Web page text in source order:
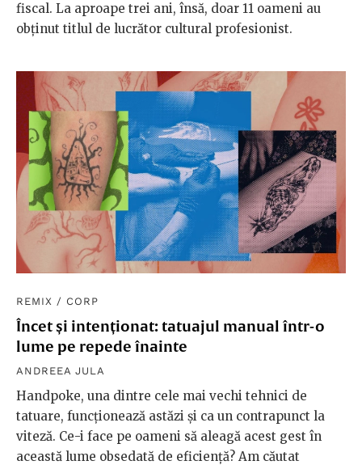
fiscal. La aproape trei ani, însă, doar 11 oameni au
obținut titlul de lucrător cultural profesionist.
REMIX / CORP
Încet și intenționat: tatuajul manual într-o
lume pe repede înainte
ANDREEA JULA
Handpoke, una dintre cele mai vechi tehnici de
tatuare, funcționează astăzi și ca un contrapunct la
viteză. Ce-i face pe oameni să aleagă acest gest în
această lume obsedată de eficiență? Am căutat